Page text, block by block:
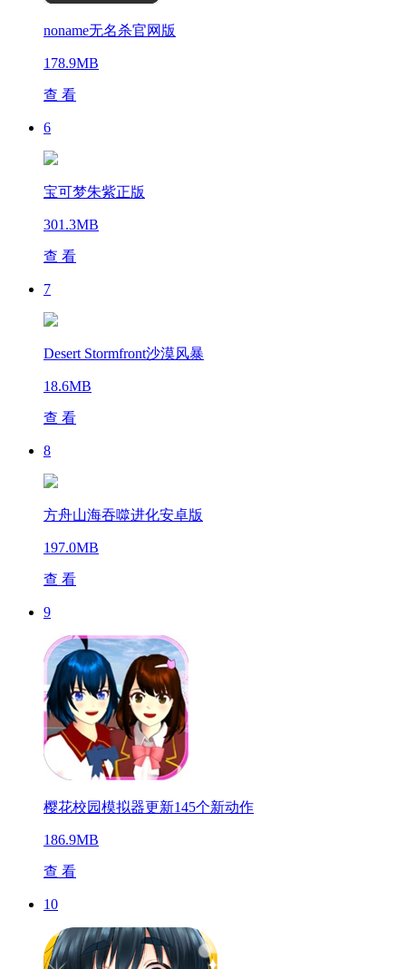
noname无名杀官网版
178.9MB
查 看
6
宝可梦朱紫正版
301.3MB
查 看
7
Desert Stormfront沙漠风暴
18.6MB
查 看
8
方舟山海吞噬进化安卓版
197.0MB
查 看
9
樱花校园模拟器更新145个新动作
186.9MB
查 看
10